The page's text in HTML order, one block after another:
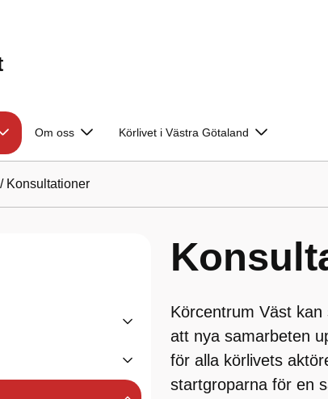
Om oss Körlivet i Västra Götaland
/ Konsultationer
Körcentrum Väst
att nya samarbeten
för alla körlivets
startgroparna för en